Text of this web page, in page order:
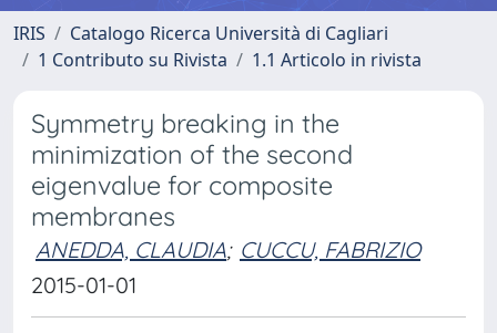
IRIS
Catalogo Ricerca Università di Cagliari
1 Contributo su Rivista
1.1 Articolo in rivista
Symmetry breaking in the
minimization of the second
eigenvalue for composite
membranes
ANEDDA, CLAUDIA; CUCCU, FABRIZIO
2015-01-01